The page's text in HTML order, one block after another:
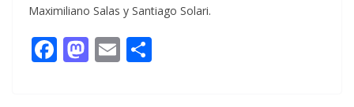
Maximiliano Salas y Santiago Solari.
F M E